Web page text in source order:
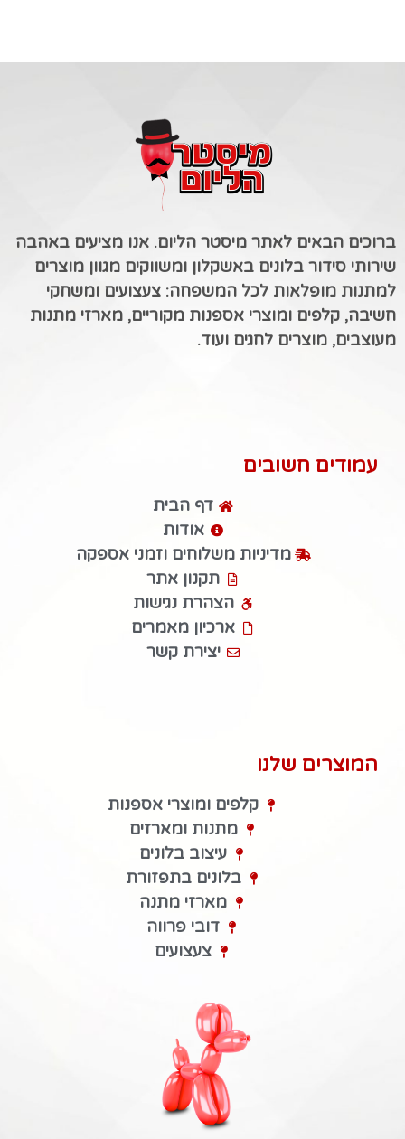
ברוכים הבאים לאתר מיסטר הליום. אנו מציעים באהבה
שירותי סידור בלונים באשקלון ומשווקים מגוון מוצרים
למתנות מופלאות לכל המשפחה: צעצועים ומשחקי
חשיבה, קלפים ומוצרי אספנות מקוריים, מארזי מתנות
מעוצבים, מוצרים לחגים ועוד.
עמודים חשובים
דף הבית
אודות
מדיניות משלוחים וזמני אספקה
תקנון אתר
הצהרת נגישות
ארכיון מאמרים
יצירת קשר
המוצרים שלנו
קלפים ומוצרי אספנות
מתנות ומארזים
עיצוב בלונים
בלונים בתפזורת
מארזי מתנה
דובי פרווה
צעצועים